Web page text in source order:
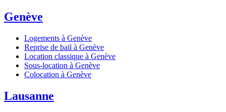
Genève
Logements à Genève
Reprise de bail à Genève
Location classique à Genève
Sous-location à Genève
Colocation à Genève
Lausanne